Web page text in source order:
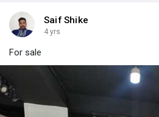
Saif Shike
4 yrs
For sale